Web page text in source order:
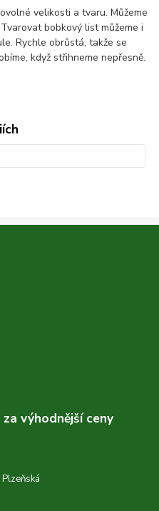
velikosti a tvaru. Můžeme
bobkový list můžeme i
Rychle obrůstá, takže se
když střihneme nepřesně.
výhodnější ceny